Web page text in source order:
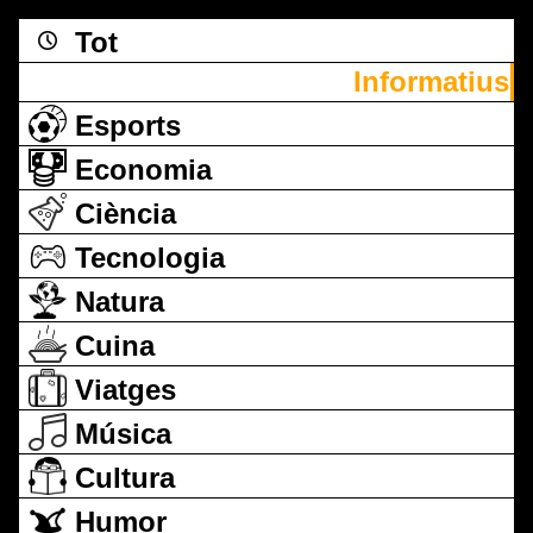
Tot
Informatius
Esports
Economia
Ciència
Tecnologia
Natura
Cuina
Viatges
Música
Cultura
Humor